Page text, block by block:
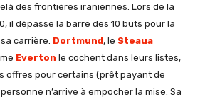
des frontières iraniennes. Lors de la
il dépasse la barre des 10 buts pour la
carrière. Dortmund, le Steaua
Everton le cochent dans leurs listes,
offres pour certains (prêt payant de
n’arrive à empocher la mise. Sa